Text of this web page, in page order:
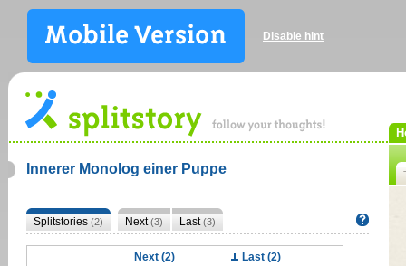
Disable hint
Innerer Monolog einer Puppe
Splitstories (2) Next(3) Last(3)
Next (2)
Last (2)